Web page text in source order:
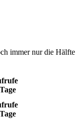
immer nur die Hälfte